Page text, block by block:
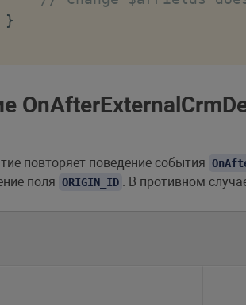
}
повторяет поведение события
поля ORIGIN_ID . В противном